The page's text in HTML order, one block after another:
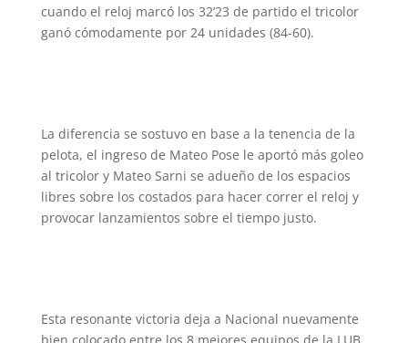
cuando el reloj marcó los 32’23 de partido el tricolor
ganó cómodamente por 24 unidades (84-60).
La diferencia se sostuvo en base a la tenencia de la
pelota, el ingreso de Mateo Pose le aportó más goleo
al tricolor y Mateo Sarni se adueño de los espacios
libres sobre los costados para hacer correr el reloj y
provocar lanzamientos sobre el tiempo justo.
Esta resonante victoria deja a Nacional nuevamente